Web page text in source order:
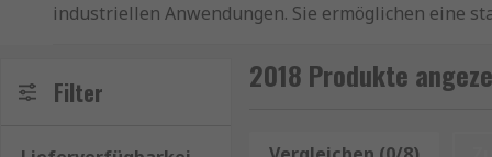
industriellen Anwendungen. Sie ermöglichen eine
Ströme aufnehmen können und gleichzeitig robust
Filter 2018 Produkte